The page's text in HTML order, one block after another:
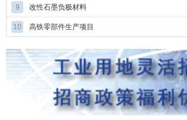
9 改性石墨负极材料
10 高铁零部件生产项目